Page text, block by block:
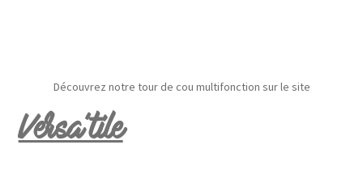
Découvrez notre tour de cou multifonction sur le site
Versa’tile